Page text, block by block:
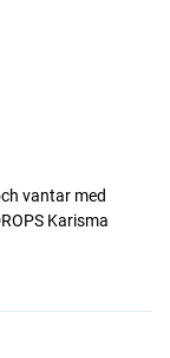
vantar med
Karisma